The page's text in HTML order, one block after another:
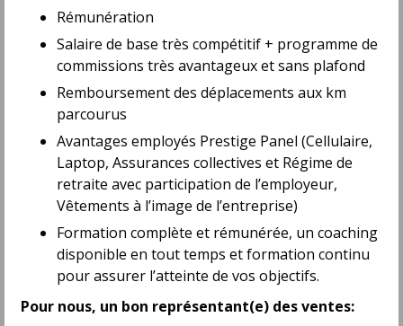
Full time
B2B Sales Representative
OffSeq
North Glengarry, ON
Full time
Business Development Manager (Crypto
Mining Equipment, Energy, Digital
Infrastructure)
Bitdeer Technologies Group
Calgary, AB
Permanent
Business Development Representative
(SDR)
Eudonet Canada
Rémunération
Salaire de base très compétitif + programme de
commissions très avantageux et sans plafond
Remboursement des déplacements aux km
parcourus
Avantages employés Prestige Panel (Cellulaire,
Laptop, Assurances collectives et Régime de
retraite avec participation de l’employeur,
Vêtements à l’image de l’entreprise)
Formation complète et rémunérée, un coaching
disponible en tout temps et formation continu
pour assurer l’atteinte de vos objectifs.
Pour nous, un bon représentant(e) des ventes: